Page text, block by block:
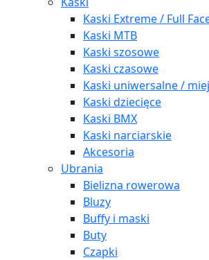
Kaski Extreme / Full
Kaski MTB
Kaski szosowe
Kaski czasowe
Kaski uniwersalne /
Kaski dziecięce
Kaski BMX
Kaski narciarskie
Akcesoria
Ubrania
Bielizna rowerowa
Bluzy
Buffy i maski
Buty
Czapki